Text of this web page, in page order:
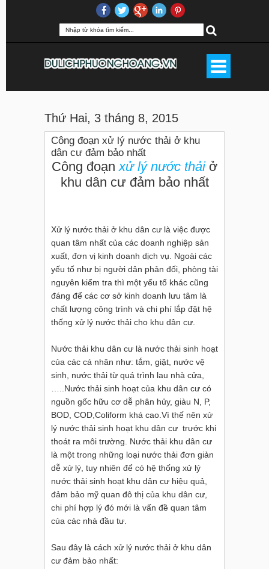
Thứ Hai, 3 tháng 8, 2015
Công đoạn xử lý nước thải ở khu
dân cư đảm bảo nhất
Công đoạnxử lý nước thảiở
khu dân cư đảm bảo nhất
Xử lý nước thải ở khu dân cư là việc được
quan tâm nhất của các doanh nghiệp sản
xuất, đơn vị kinh doanh dịch vụ. Ngoài các
yếu tố như bị người dân phản đối, phòng tài
nguyên kiểm tra thì một yếu tố khác cũng
đáng để các cơ sở kinh doanh lưu tâm là
chất lượng công trình và chi phí lắp đặt hệ
thống xử lý nước thải cho khu dân cư.
Nước thải khu dân cư là nước thải sinh hoạt
của các cá nhân như: tắm, giặt, nước vệ
sinh, nước thải từ quá trình lau nhà cửa,
…..Nước thải sinh hoạt của khu dân cư có
nguồn gốc hữu cơ dễ phân hủy, giàu N, P,
BOD, COD,Coliform khá cao.Vì thế nên xử
lý nước thải sinh hoạt khu dân cư trước khi
thoát ra môi trường. Nước thải khu dân cư
là một trong những loại nước thải đơn giản
dễ xử lý, tuy nhiên để có hệ thống xử lý
nước thải sinh hoạt khu dân cư hiệu quả,
đảm bảo mỹ quan đô thị của khu dân cư,
chi phí hợp lý đó mới là vấn đề quan tâm
của các nhà đầu tư.
Sau đây là cách xử lý nước thải ở khu dân
cư đảm bảo nhất: